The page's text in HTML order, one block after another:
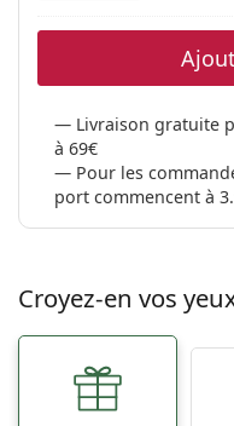
Livraison gratuite
à 69€
Pour les
port commencent à
Croyez-en vos